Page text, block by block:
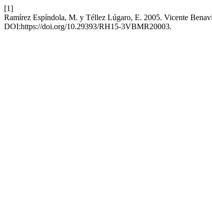
[1]
Ramírez Espíndola, M. y Téllez Lúgaro, E. 2005. Vicente
DOI:https://doi.org/10.29393/RH15-3VBMR20003.